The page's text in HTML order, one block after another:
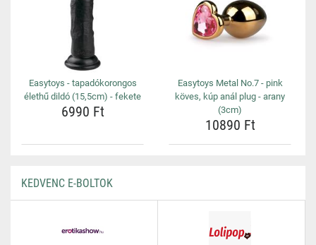
Easytoys - tapadókorongos
élethű dildó (15,5cm) - fekete
6990 Ft
Easytoys Metal No.7 - pink
köves, kúp anál plug - arany
(3cm)
10890 Ft
KEDVENC E-BOLTOK